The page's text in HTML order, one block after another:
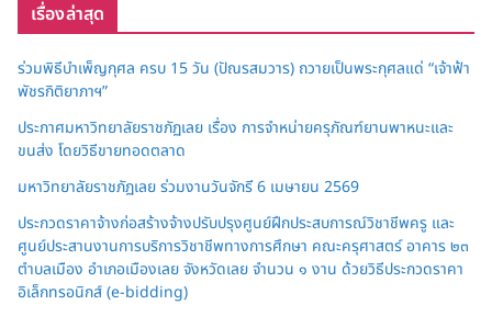
เรื่องล่าสุด
ร่วมพิธีบำเพ็ญกุศล ครบ 15 วัน (ปัณรสมวาร) ถวายเป็นพระกุศลแด่ “เจ้าฟ้า
พัชรกิติยาภาฯ”
ประกาศมหาวิทยาลัยราชภัฏเลย เรื่อง การจำหน่ายครุภัณฑ์ยานพาหนะและ
ขนส่ง โดยวิธีขายทอดตลาด
มหาวิทยาลัยราชภัฏเลย ร่วมงานวันจักรี 6 เมษายน 2569
ประกวดราคาจ้างก่อสร้างจ้างปรับปรุงศูนย์ฝึกประสบการณ์วิชาชีพครู และ
ศูนย์ประสานงานการบริการวิชาชีพทางการศึกษา คณะครุศาสตร์ อาคาร ๒๓
ตำบลเมือง อำเภอเมืองเลย จังหวัดเลย จำนวน ๑ งาน ด้วยวิธีประกวดราคา
อิเล็กทรอนิกส์ (e-bidding)